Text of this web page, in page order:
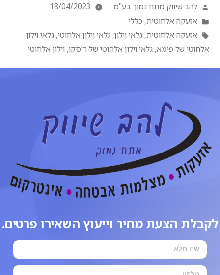
להב שיווק מתח נמוך בע"מ
18/04/2023
אזעקה אלחוטית, כללי
אזעקה אלחוטית, גלאי וילון, גלאי וילון אלחוטי, גלאי וילון
אלחוטי של פימא, גלאי וילון אלחוטי של ריסקו, וילון אלחוטי
לקבלת הצעת מחיר וייעוץ השאירו פרטים.